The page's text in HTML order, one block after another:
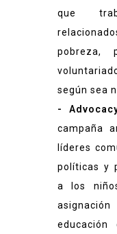
que
pobreza,
según sea
-
campaña
líderes
políticas y
a los